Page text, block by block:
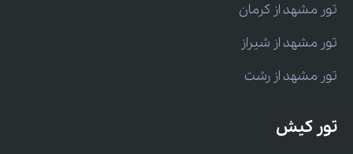
تور مشهد از کرمان
تور مشهد از شیراز
تور مشهد از رشت
تور کیش